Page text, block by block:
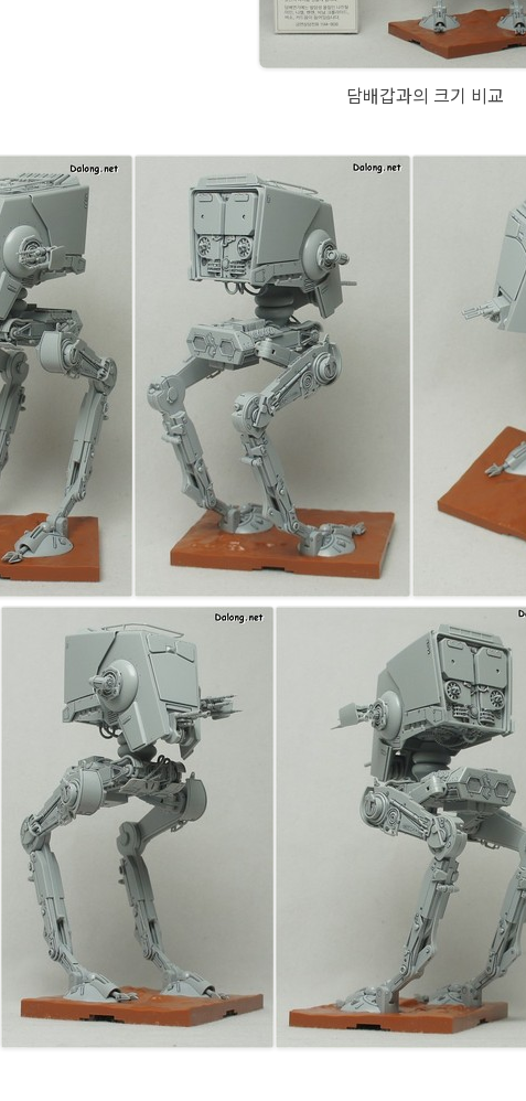
담배갑과의 크기 비교